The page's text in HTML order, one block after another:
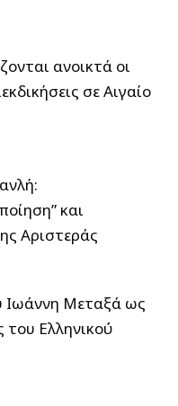
ανοικτά οι
σε Αιγαίο
και
Αριστεράς
Ιωάννη Μεταξά ως
του Ελληνικού